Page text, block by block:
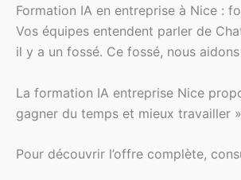
Formation IA en entreprise à Nice :
Vos équipes entendent parler de
il y a un fossé. Ce fossé, nous
La formation IA entreprise Nice
gagner du temps et mieux travailler
Pour découvrir l’offre complète,